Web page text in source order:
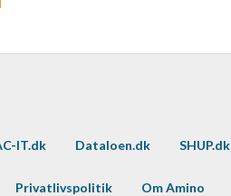
IT.dk Dataloen.dk SHUP.dk
Privatlivspolitik Om Amino